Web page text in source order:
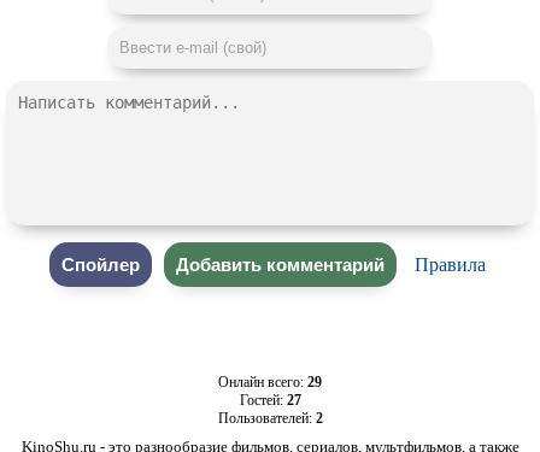
Правила
Онлайн всего: 29
Гостей: 27
Пользователей: 2
KinoShu.ru - это разнообразие фильмов, сериалов, мультфильмов, а также